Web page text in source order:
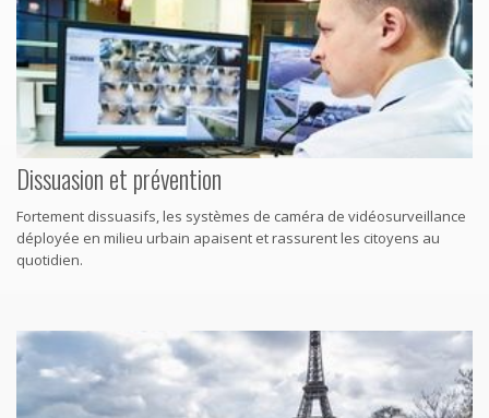
Dissuasion et prévention
Fortement dissuasifs, les systèmes de caméra de vidéosurveillance
déployée en milieu urbain apaisent et rassurent les citoyens au
quotidien.